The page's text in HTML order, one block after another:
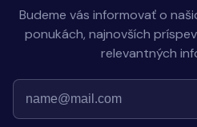
Budeme vás informovať o
ponukách, najnovších
relevantných